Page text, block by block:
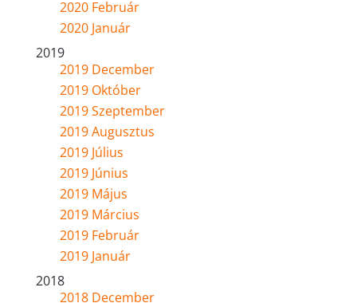
2020 Február
2020 Január
2019
2019 December
2019 Október
2019 Szeptember
2019 Augusztus
2019 Július
2019 Június
2019 Május
2019 Március
2019 Február
2019 Január
2018
2018 December